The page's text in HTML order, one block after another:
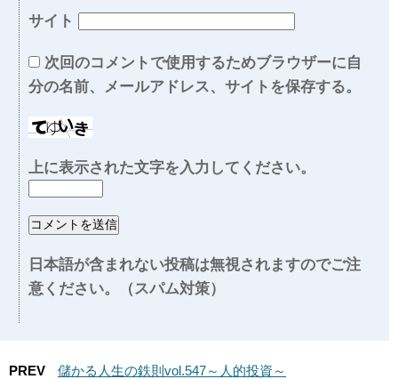
サイト
次回のコメントで使用するためブラウザーに自
分の名前、メールアドレス、サイトを保存する。
上に表示された文字を入力してください。
日本語が含まれない投稿は無視されますのでご注
意ください。（スパム対策）
PREV
儲かる人生の鉄則vol.547～人的投資～